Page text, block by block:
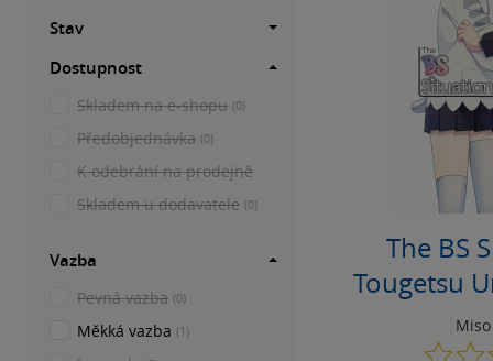
The BS
Tougetsu
Stav
Dostupnost
Skladem na e-shopu (0)
Předobjednávka (0)
K odebrání na prodejně
Skladem u dodavatele (0)
Vazba
Pevná vazba (0)
Měkká vazba (1)